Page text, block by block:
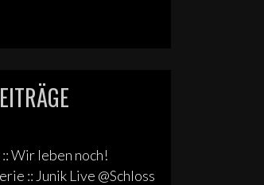
Wir leben noch!
:: Junik Live @Schloss